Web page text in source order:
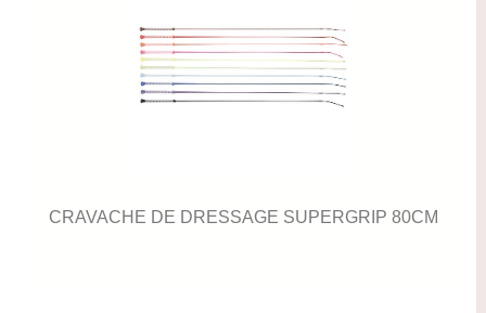
CRAVACHE DE DRESSAGE SUPERGRIP 80CM